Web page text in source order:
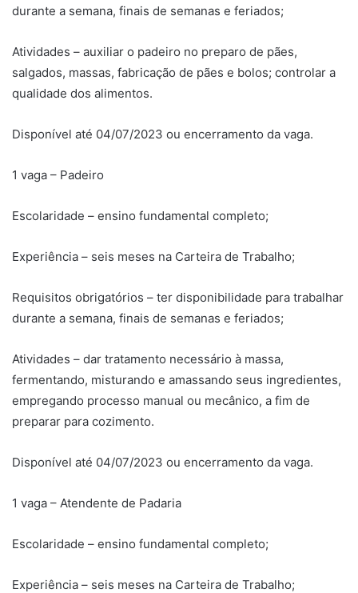
durante a semana, finais de semanas e feriados;
Atividades – auxiliar o padeiro no preparo de pães,
salgados, massas, fabricação de pães e bolos; controlar a
qualidade dos alimentos.
Disponível até 04/07/2023 ou encerramento da vaga.
1 vaga – Padeiro
Escolaridade – ensino fundamental completo;
Experiência – seis meses na Carteira de Trabalho;
Requisitos obrigatórios – ter disponibilidade para trabalhar
durante a semana, finais de semanas e feriados;
Atividades – dar tratamento necessário à massa,
fermentando, misturando e amassando seus ingredientes,
empregando processo manual ou mecânico, a fim de
preparar para cozimento.
Disponível até 04/07/2023 ou encerramento da vaga.
1 vaga – Atendente de Padaria
Escolaridade – ensino fundamental completo;
Experiência – seis meses na Carteira de Trabalho;